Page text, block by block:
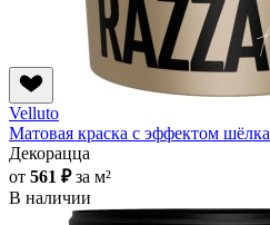
Velluto
Матовая краска с эффектом шёлка
Декорацца
от 561 ₽за м²
В наличии